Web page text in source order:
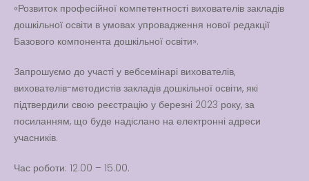
Вакансії
інформація
Читати далі
«Розвиток професійної компетентності вихователів закладів
дошкільної освіти в умовах упровадження нової редакції
Базового компонента дошкільної освіти».
Запрошуємо до участі у вебсемінарі вихователів,
вихователів-методистів закладів дошкільної освіти, які
підтвердили свою реєстрацію у березні 2023 року, за
посиланням, що буде надіслано на електронні адреси
учасників.
Час роботи: 12.00 – 15.00.